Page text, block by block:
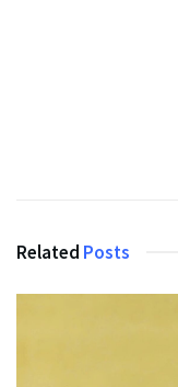
Related Posts